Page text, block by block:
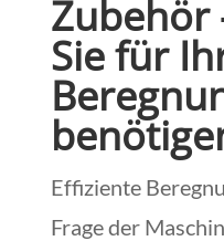
Zubehör
Sie für
Effiziente
Frage der